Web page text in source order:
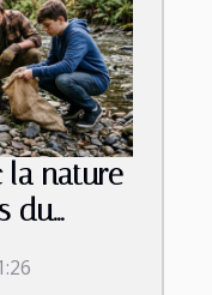
la nature
du